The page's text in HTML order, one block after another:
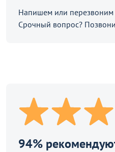
Напишем или перезвоним
Срочный вопрос?
94%
В
Продолжить